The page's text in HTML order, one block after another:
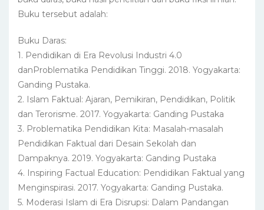
Buku tersebut adalah:
Buku Daras:
1. Pendidikan di Era Revolusi Industri 4.0
danProblematika Pendidikan Tinggi. 2018. Yogyakarta:
Ganding Pustaka.
2. Islam Faktual: Ajaran, Pemikiran, Pendidikan, Politik
dan Terorisme. 2017. Yogyakarta: Ganding Pustaka
3. Problematika Pendidikan Kita: Masalah-masalah
Pendidikan Faktual dari Desain Sekolah dan
Dampaknya. 2019. Yogyakarta: Ganding Pustaka
4. Inspiring Factual Education: Pendidikan Faktual yang
Menginspirasi. 2017. Yogyakarta: Ganding Pustaka.
5. Moderasi Islam di Era Disrupsi: Dalam Pandangan